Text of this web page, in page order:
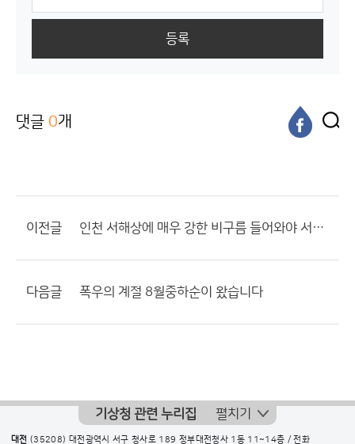
등록
댓글 0개
이전글 인천 서해상에 매우 강한 비구름 들어와야 서울 에도 충남 처럼..
다음글 폭우의 계절 8월중하순이 왔습니다
기상청 관련 누리집 펼치기
대전 (35208) 대전광역시 서구 청사로 189 정부대전청사 1동 11~14층 / 전화